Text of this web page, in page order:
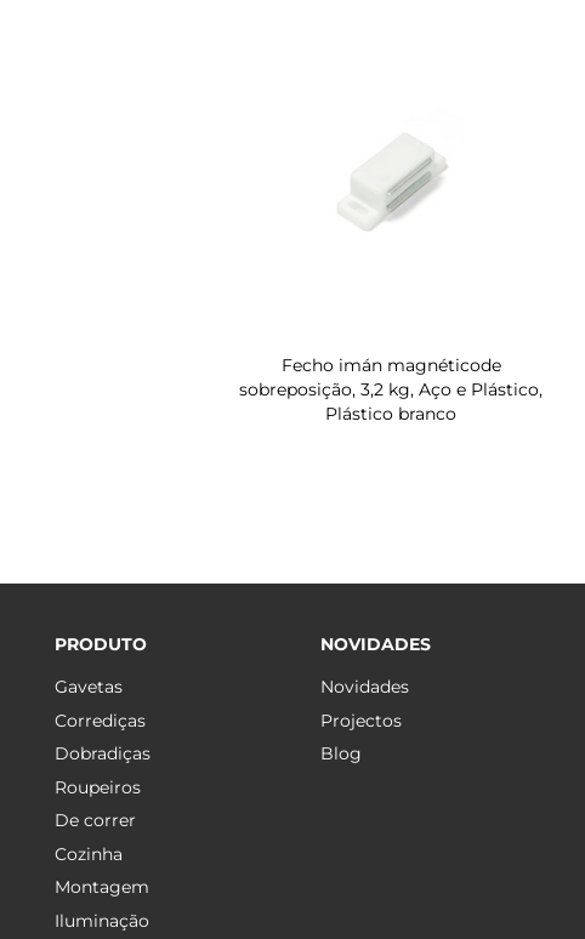
Fecho imán magnéticode
sobreposição, 3,2 kg, Aço e Plástico,
Plástico branco
PRODUTO
Gavetas
Corrediças
Dobradiças
Roupeiros
De correr
Cozinha
Montagem
Iluminação
NOVIDADES
Novidades
Projectos
Blog